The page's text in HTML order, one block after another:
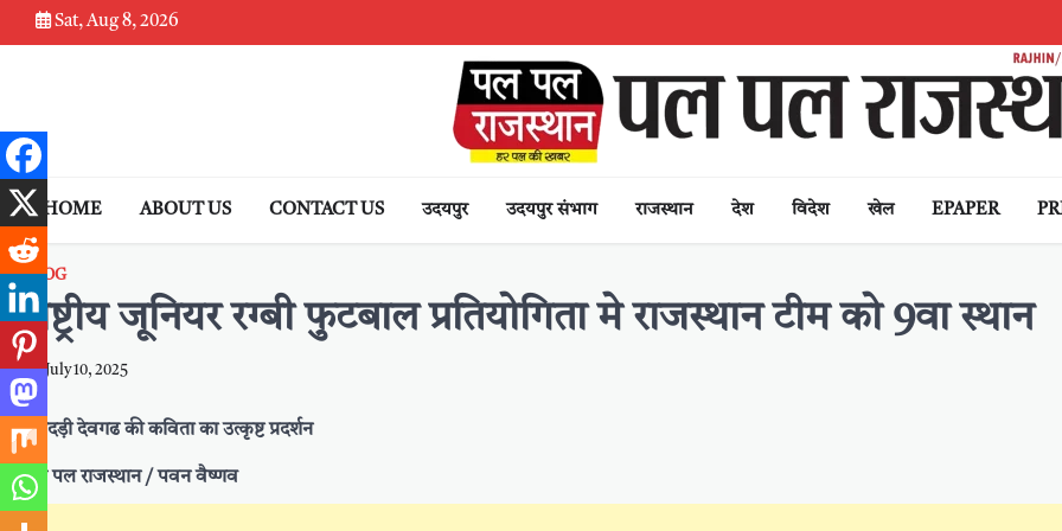
Skip
to
Sat, Aug 8, 2026
HOME ABOUT US CONTACT US उदयपुर उदयपुर संभाग राजस्थान देश विदेश खेल EPAPER
BLOG
राष्ट्रीय जूनियर रग्बी फुटबाल प्रतियोगिता मे राजस्थान टीम को 9वा स्थान
July 10, 2025
स्वादड़ी देवगढ की कविता का उत्कृष्ट प्रदर्शन
पल पल राजस्थान / पवन वैष्णव